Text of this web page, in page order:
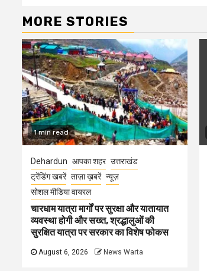
MORE STORIES
1 min read
Dehardun आपका शहर उत्तराखंड
ट्रेंडिंग खबरें ताज़ा ख़बरें न्यूज़
सोशल मीडिया वायरल
चारधाम यात्रा मार्गों पर सुरक्षा और यातायात
व्यवस्था होगी और सख्त, श्रद्धालुओं की
सुरक्षित यात्रा पर सरकार का विशेष फोकस
August 6, 2026 News Warta